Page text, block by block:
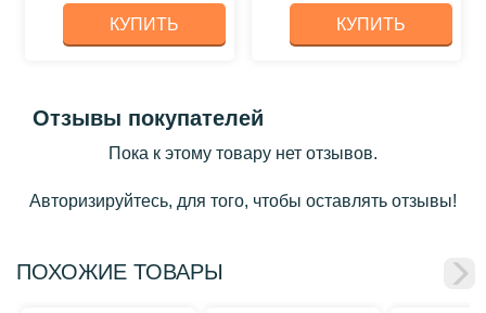
КУПИТЬ КУПИТЬ
Отзывы покупателей
Пока к этому товару нет отзывов.
Авторизируйтесь, для того, чтобы оставлять отзывы!
ПОХОЖИЕ ТОВАРЫ